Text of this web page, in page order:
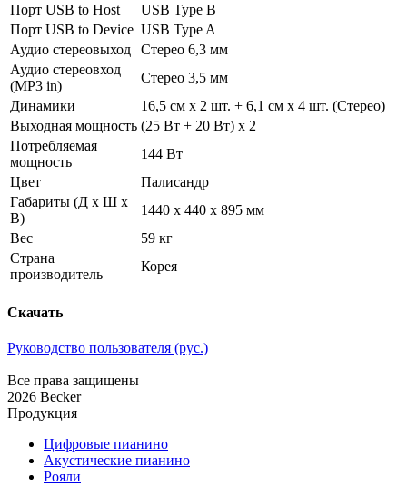
Порт USB to Host
USB Type B
Порт USB to Device USB Type A
Аудио стереовыход
Стерео 6,3 мм
Аудио стереовход
(MP3 in)
Стерео 3,5 мм
Динамики
16,5 см x 2 шт. + 6,1 см х 4 шт. (Стерео)
Выходная мощность (25 Вт + 20 Вт) x 2
Потребляемая
мощность
144 Вт
Цвет
Палисандр
Габариты (Д x Ш x
В)
1440 x 440 x 895 мм
Вес
59 кг
Страна
производитель
Корея
Скачать
Руководство пользователя (рус.)
Все права защищены
2026 Becker
Продукция
Цифровые пианино
Акустические пианино
Рояли